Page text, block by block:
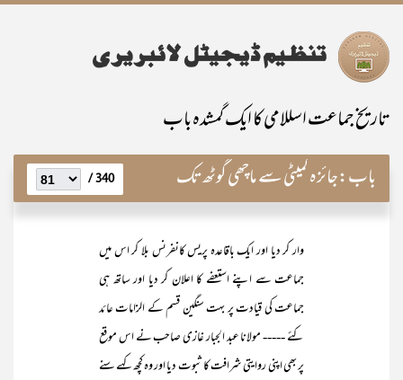
تاریخ جماعت اسللامی کا ایک گمشدہ باب
باب:جائزہ کمیٹی سے ماچھی گوٹھ تک 340 /
وار کر دیا اور ایک باقاعدہ پریس کانفرنس بلا کر اس میں
جماعت سے اپنے استعفے کا اعلان کر دیا اور ساتھ ہی
جماعت کی قیادت پر بہت سنگین قسم کے الزامات عائد
کئے ----- مولانا عبد الجبار غازی صاحب نے اس موقع
پر بھی اپنی روایتی شرافت کا ثبوت دیا اور وہ کچھ کہے سنے